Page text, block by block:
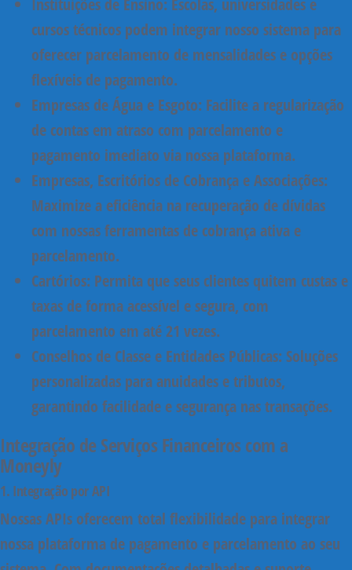
cursos técnicos podem integrar nosso sistema para
oferecer parcelamento de mensalidades e opções
flexíveis de pagamento.
Empresas de Água e Esgoto: Facilite a regularização
de contas em atraso com parcelamento e
pagamento imediato via nossa plataforma.
Empresas, Escritórios de Cobrança e Associações:
Maximize a eficiência na recuperação de dívidas
com nossas ferramentas de cobrança ativa e
parcelamento.
Cartórios: Permita que seus clientes quitem custas e
taxas de forma acessível e segura, com
parcelamento em até 21 vezes.
Conselhos de Classe e Entidades Públicas: Soluções
personalizadas para anuidades e tributos,
garantindo facilidade e segurança nas transações.
Integração de Serviços Financeiros com a
Moneyly
1. Integração por API
Nossas APIs oferecem total flexibilidade para integrar
nossa plataforma de pagamento e parcelamento ao seu